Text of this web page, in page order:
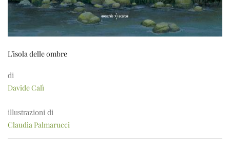
L’isola delle ombre
di
Davide Calì
illustrazioni di
Claudia Palmarucci